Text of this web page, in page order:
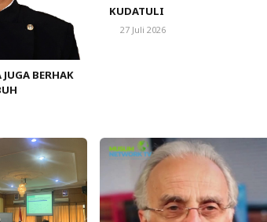
BERHAK
KUDATULI
27 Juli 2026